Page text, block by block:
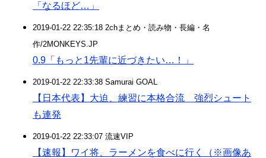
「なるほど…」
2019-01-22 22:35:18 2chまとめ・読み物・長編・名
作/2MONKEYS.JP
0.9「もっと1先輩に近づきたい…！」
2019-01-22 22:33:38 Samurai GOAL
【日本代表】大迫、練習に本格合流 強烈シュート
も連発
2019-01-22 22:33:07 流速VIP
【速報】ワイ将、ラーメンを食べに行く（※画像あ